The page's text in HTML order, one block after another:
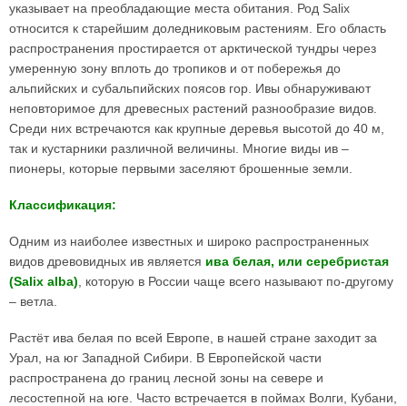
указывает на преобладающие места обитания. Род Salix
относится к старейшим доледниковым растениям. Его область
распространения простирается от арктической тундры через
умеренную зону вплоть до тропиков и от побережья до
альпийских и субальпийских поясов гор. Ивы обнаруживают
неповторимое для древесных растений разнообразие видов.
Среди них встречаются как крупные деревья высотой до 40 м,
так и кустарники различной величины. Многие виды ив –
пионеры, которые первыми заселяют брошенные земли.
Классификация:
Одним из наиболее известных и широко распространенных
видов древовидных ив является ива белая, или серебристая
(Salix alba) , которую в России чаще всего называют по-другому
– ветла.
Растёт ива белая по всей Европе, в нашей стране заходит за
Урал, на юг Западной Сибири. В Европейской части
распространена до границ лесной зоны на севере и
лесостепной на юге. Часто встречается в поймах Волги, Кубани,